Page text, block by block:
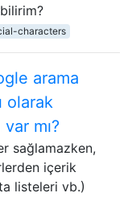
characters
arama
olarak
mı?
sağlamazken,
içerik
listeleri vb.)